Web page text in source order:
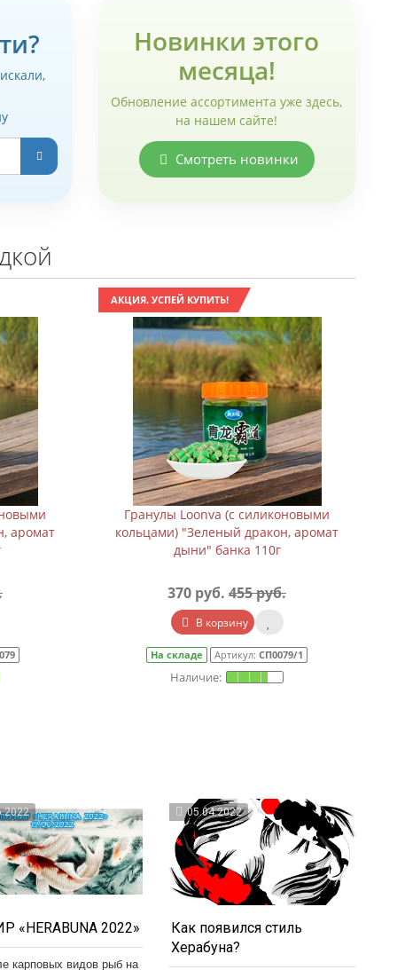
Новинки этого
месяца!
Обновление ассортимента уже здесь,
на нашем сайте!
Смотреть новинки
аромат
АКЦИЯ. УСПЕЙ КУПИТЬ!
Гранулы Loonva (с силиконовыми
кольцами) "Зеленый дракон, аромат
дыни" банка 110г
370 руб. 455 руб.
В корзину
На складе Артикул: СП0079/1
«HERABUNA 2022»
карповых видов рыб на
05.04.2022
Как появился стиль
Херабуна?